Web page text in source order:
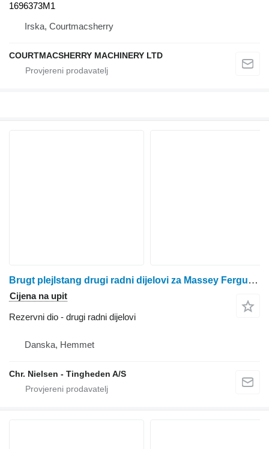
1696373M1
Irska, Courtmacsherry
COURTMACSHERRY MACHINERY LTD
Brugt plejlstang drugi radni dijelovi za Massey Ferguson 7274 kombajna za žito
Cijena na upit
Rezervni dio - drugi radni dijelovi
Danska, Hemmet
Chr. Nielsen - Tingheden A/S